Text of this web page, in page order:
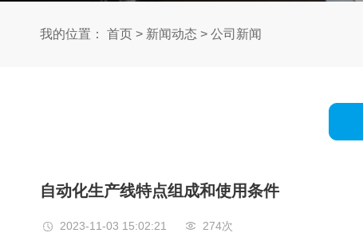
我的位置： 首页 > 新闻动态 > 公司新闻
自动化生产线特点组成和使用条件
2023-11-03 15:02:21 274次